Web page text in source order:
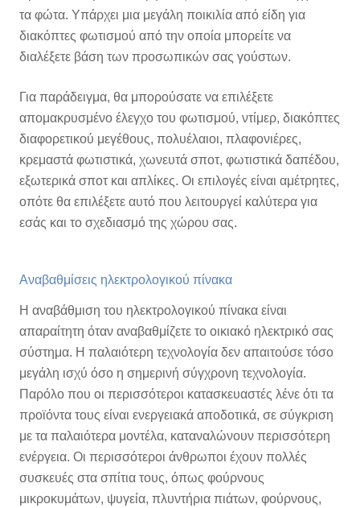
τα φώτα. Υπάρχει μια μεγάλη ποικιλία από είδη για
διακόπτες φωτισμού από την οποία μπορείτε να
διαλέξετε βάση των προσωπικών σας γούστων.
Για παράδειγμα, θα μπορούσατε να επιλέξετε
απομακρυσμένο έλεγχο του φωτισμού, ντίμερ, διακόπτες
διαφορετικού μεγέθους, πολυέλαιοι, πλαφονιέρες,
κρεμαστά φωτιστικά, χωνευτά σποτ, φωτιστικά δαπέδου,
εξωτερικά σποτ και απλίκες. Οι επιλογές είναι αμέτρητες,
οπότε θα επιλέξετε αυτό που λειτουργεί καλύτερα για
εσάς και το σχεδιασμό της χώρου σας.
Αναβαθμίσεις ηλεκτρολογικού πίνακα
Η αναβάθμιση του ηλεκτρολογικού πίνακα είναι
απαραίτητη όταν αναβαθμίζετε το οικιακό ηλεκτρικό σας
σύστημα. Η παλαιότερη τεχνολογία δεν απαιτούσε τόσο
μεγάλη ισχύ όσο η σημερινή σύγχρονη τεχνολογία.
Παρόλο που οι περισσότεροι κατασκευαστές λένε ότι τα
προϊόντα τους είναι ενεργειακά αποδοτικά, σε σύγκριση
με τα παλαιότερα μοντέλα, καταναλώνουν περισσότερη
ενέργεια. Οι περισσότεροι άνθρωποι έχουν πολλές
συσκευές στα σπίτια τους, όπως φούρνους
μικροκυμάτων, ψυγεία, πλυντήρια πιάτων, φούρνους,